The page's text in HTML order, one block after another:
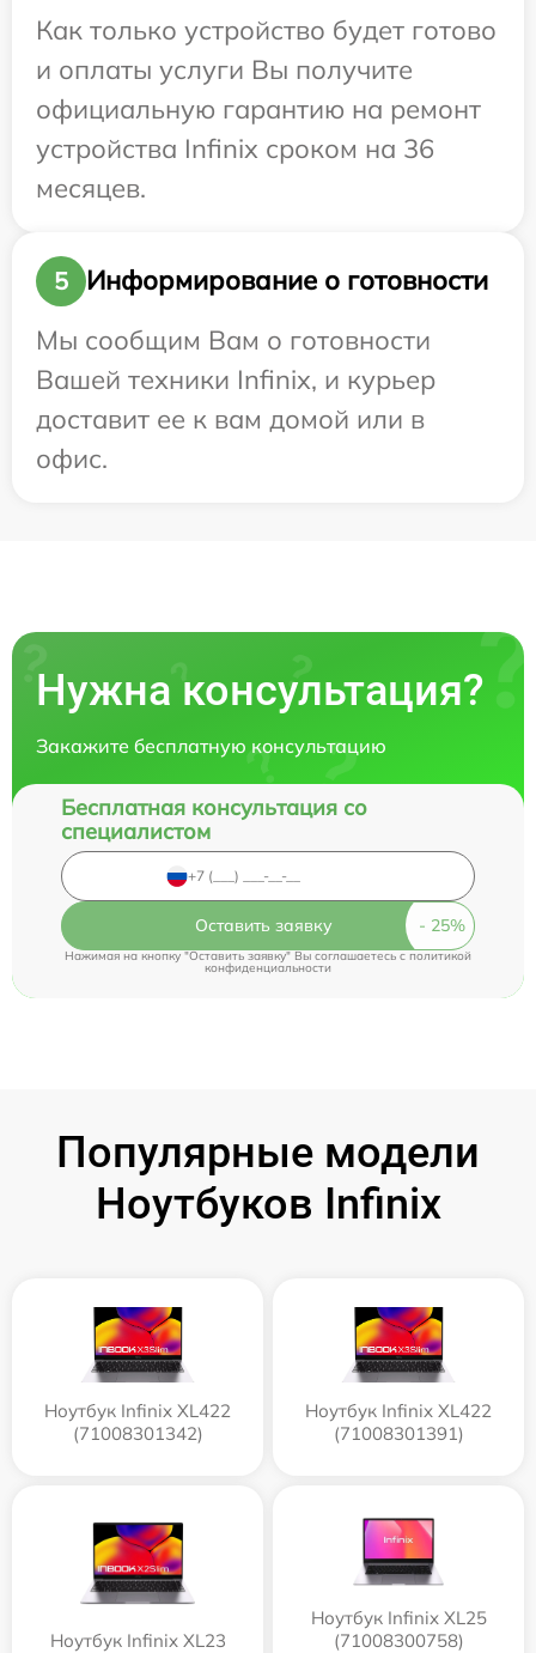
Как только устройство будет готово
и оплаты услуги Вы получите
официальную гарантию на ремонт
устройства Infinix сроком на 36
месяцев.
5
Информирование о готовности
Мы сообщим Вам о готовности
Вашей техники Infinix, и курьер
доставит ее к вам домой или в
офис.
Нужна консультация?
Закажите бесплатную консультацию
Бесплатная консультация со
специалистом
Оставить заявку
Нажимая на кнопку "Оставить заявку" Вы соглашаетесь cполитикой
конфиденциальности
Популярные модели
Ноутбуков Infinix
Ноутбук Infinix XL422
(71008301342)
Ноутбук Infinix XL422
(71008301391)
Ноутбук Infinix XL23
Ноутбук Infinix XL25
(71008300758)